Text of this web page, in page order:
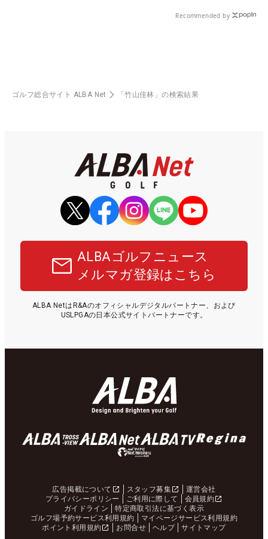
Recommended by
ゴルフ総合サイト ALBA Net 「竹山佳林」の検索結果
ALBAゴルフニュース
メルマガ登録はこちら
ALBA NetはR&Aのオフィシャルデジタルパートナー、および
USLPGAの日本公式サイトパートナーです。
広告掲載について スタッフ募集
運営会社
プライバシーポリシー
ご利用に際して
会員規約
ガイドライン
特定商取引法に基づく表示
ゴルフ場予約サービス利用規約
マイページサービス利用規約
ポイント利用規約
お問合せ ヘルプ サイトマップ